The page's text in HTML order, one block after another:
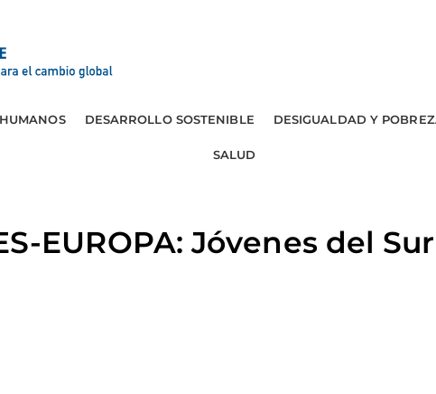
DESARROLLO SOSTENIBLE DESIGUALDAD Y
SALUD
EUROPA: Jóvenes del